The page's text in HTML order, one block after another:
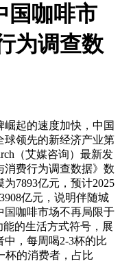
国咖啡市
为调查数
崛起的速度加快，中国
球领先的新经济产业第
（艾媒咨询）最新发
消费行为调查数据》数
7893亿元，预计2025
亿元，说明伴随城
国咖啡市场不再局限于
的生活方式符号，展
，每周喝2-3杯的比
杯的消费者，占比